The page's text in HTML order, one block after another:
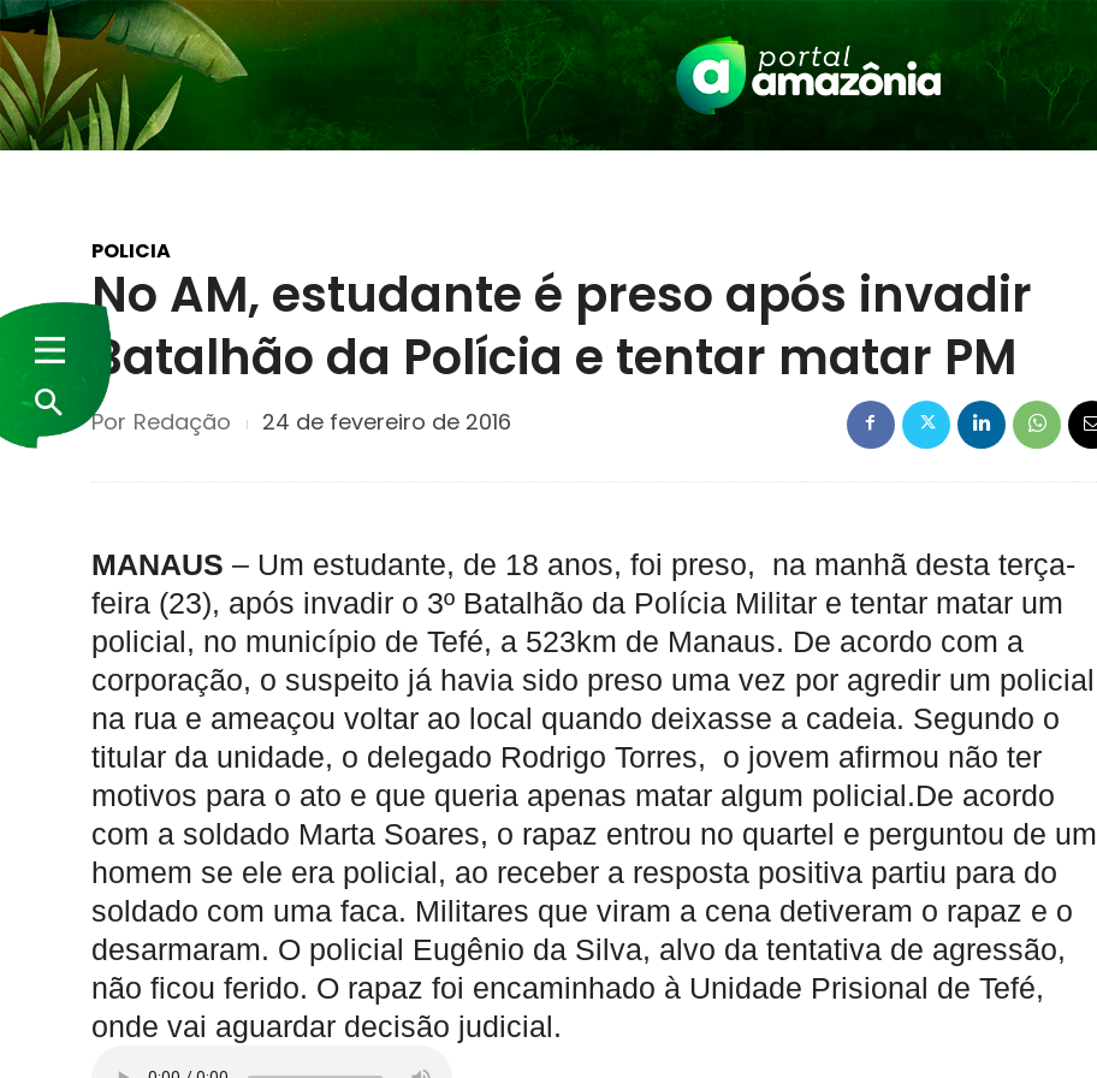
POLICIA
No AM, estudante é preso após invadir
Batalhão da Polícia e tentar matar PM
Por Redação 24 de fevereiro de 2016
MANAUS – Um estudante, de 18 anos, foi preso, na manhã desta terça-
feira (23), após invadir o 3º Batalhão da Polícia Militar e tentar matar um
policial, no município de Tefé, a 523km de Manaus. De acordo com a
corporação, o suspeito já havia sido preso uma vez por agredir um policial
na rua e ameaçou voltar ao local quando deixasse a cadeia. Segundo o
titular da unidade, o delegado Rodrigo Torres, o jovem afirmou não ter
motivos para o ato e que queria apenas matar algum policial.De acordo
com a soldado Marta Soares, o rapaz entrou no quartel e perguntou de um
homem se ele era policial, ao receber a resposta positiva partiu para do
soldado com uma faca. Militares que viram a cena detiveram o rapaz e o
desarmaram. O policial Eugênio da Silva, alvo da tentativa de agressão,
não ficou ferido. O rapaz foi encaminhado à Unidade Prisional de Tefé,
onde vai aguardar decisão judicial.